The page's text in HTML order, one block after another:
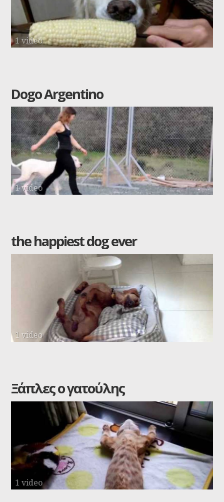
1 video
Dogo Argentino
1 video
the happiest dog ever
1 video
Ξάπλες ο γατούλης
1 video